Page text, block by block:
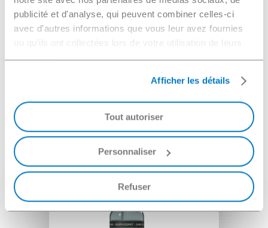
publicité et d'analyse, qui peuvent combiner celles-ci
avec d'autres informations que vous leur avez fournies
ou qu'ils ont collectées lors de votre utilisation de leurs
Afficher les détails
Tout autoriser
Personnaliser
Refuser
technique
NEOCLEAN ACF 2025 : téléchargez la
fiche technique